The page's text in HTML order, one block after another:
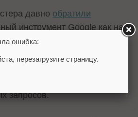
давно обратили
инструмент Google как на
по анализу ключевых
предлагает вариант слов
запросов.
ошибка:
перезагрузите страницу.